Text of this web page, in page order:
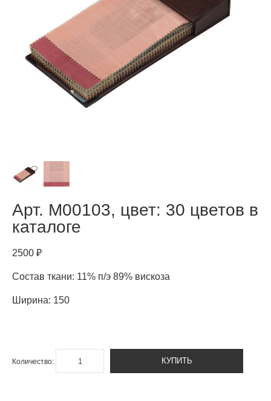
Арт. M00103, цвет: 30 цветов в
каталоге
2500 ₽
Состав ткани: 11% п/э 89% вискоза
Ширина: 150
Количество: КУПИТЬ